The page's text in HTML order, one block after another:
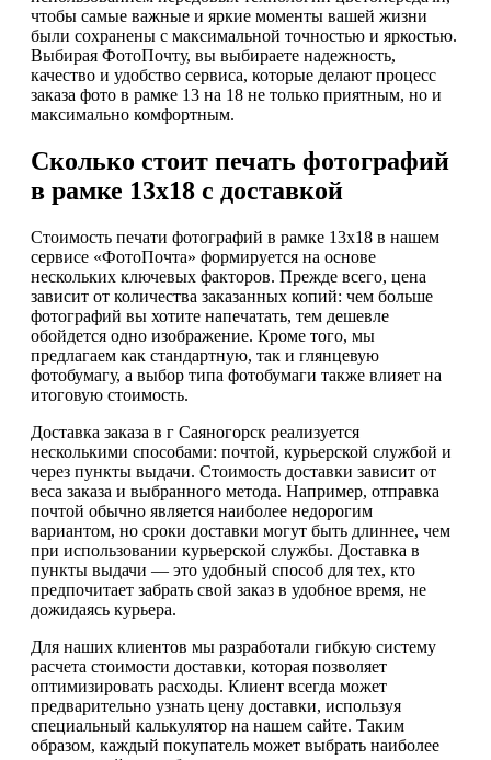
чтобы самые важные и яркие моменты вашей жизни
были сохранены с максимальной точностью и яркостью.
Выбирая ФотоПочту, вы выбираете надежность,
качество и удобство сервиса, которые делают процесс
заказа фото в рамке 13 на 18 не только приятным, но и
максимально комфортным.
Сколько стоит печать фотографий
в рамке 13х18 с доставкой
Стоимость печати фотографий в рамке 13х18 в нашем
сервисе «ФотоПочта» формируется на основе
нескольких ключевых факторов. Прежде всего, цена
зависит от количества заказанных копий: чем больше
фотографий вы хотите напечатать, тем дешевле
обойдется одно изображение. Кроме того, мы
предлагаем как стандартную, так и глянцевую
фотобумагу, а выбор типа фотобумаги также влияет на
итоговую стоимость.
Доставка заказа в г Саяногорск реализуется
несколькими способами: почтой, курьерской службой и
через пункты выдачи. Стоимость доставки зависит от
веса заказа и выбранного метода. Например, отправка
почтой обычно является наиболее недорогим
вариантом, но сроки доставки могут быть длиннее, чем
при использовании курьерской службы. Доставка в
пункты выдачи — это удобный способ для тех, кто
предпочитает забрать свой заказ в удобное время, не
дожидаясь курьера.
Для наших клиентов мы разработали гибкую систему
расчета стоимости доставки, которая позволяет
оптимизировать расходы. Клиент всегда может
предварительно узнать цену доставки, используя
специальный калькулятор на нашем сайте. Таким
образом, каждый покупатель может выбрать наиболее